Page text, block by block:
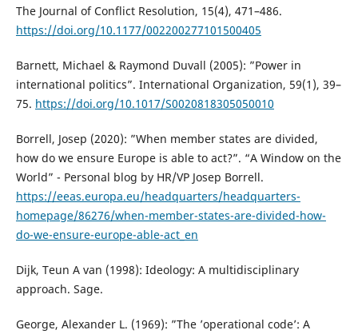
The Journal of Conflict Resolution, 15(4), 471–486.
https://doi.org/10.1177/002200277101500405
Barnett, Michael & Raymond Duvall (2005): ”Power in
international politics”. International Organization, 59(1), 39–
75. https://doi.org/10.1017/S0020818305050010
Borrell, Josep (2020): ”When member states are divided,
how do we ensure Europe is able to act?”. “A Window on the
World” - Personal blog by HR/VP Josep Borrell.
https://eeas.europa.eu/headquarters/headquarters-
homepage/86276/when-member-states-are-divided-how-
do-we-ensure-europe-able-act_en
Dijk, Teun A van (1998): Ideology: A multidisciplinary
approach. Sage.
George, Alexander L. (1969): ”The ’operational code’: A